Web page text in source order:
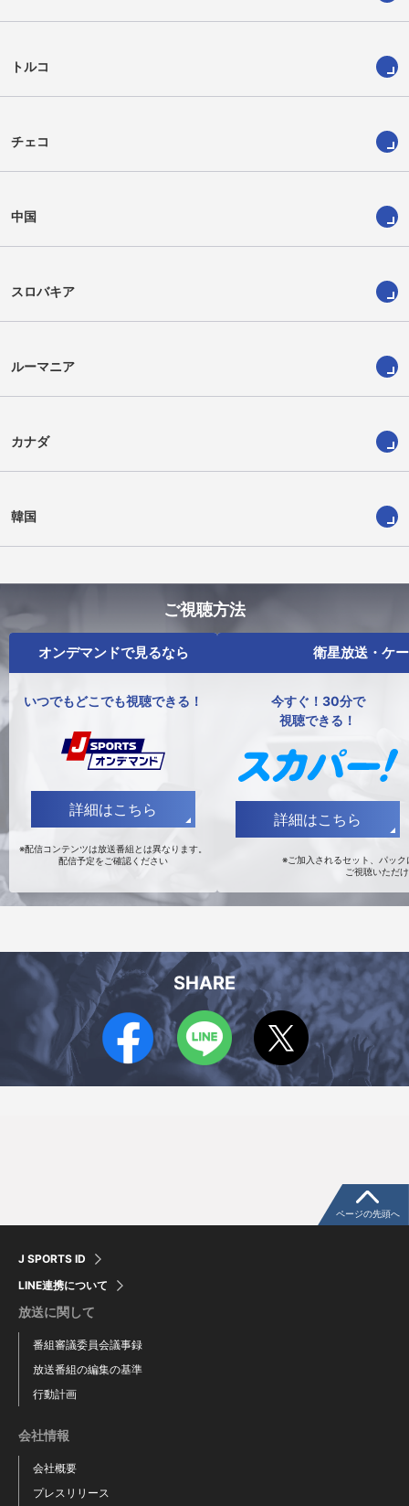
トルコ
チェコ
中国
スロバキア
ルーマニア
カナダ
韓国
ご視聴方法
オンデマンドで見るなら
いつでもどこでも視聴できる！
詳細はこちら
※配信コンテンツは放送番組とは異なります。
配信予定をご確認ください
衛星放送・ケ
今すぐ！30分で
視聴できる！
詳細はこちら
※ご加入されるセット、パッ
ご視聴いただ
SHARE
J SPORTS ID
LINE連携について
放送に関して
番組審議委員会議事録
放送番組の編集の基準
行動計画
会社情報
会社概要
プレスリリース
ページの先頭へ